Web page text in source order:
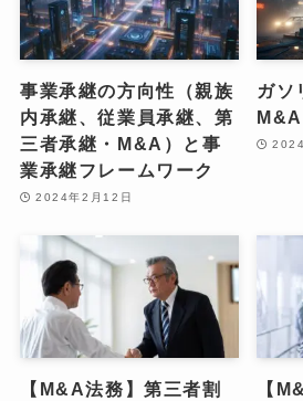
事業承継の方向性（親族
内承継、従業員承継、第
三者承継・M&A）と事
業承継フレームワーク
2024年2月12日
ガソ
M&A
【M&A法務】第三者割
【